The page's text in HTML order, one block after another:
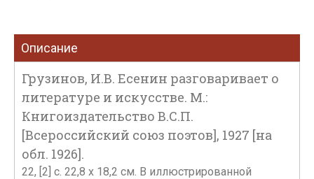
Описание
Грузинов, И.В. Есенин разговаривает о
литературе и искусстве. М.:
Книгоиздательство В.С.П.
[Всероссийский союз поэтов], 1927 [на
обл. 1926].
22, [2] с. 22,8 х 18,2 см. В иллюстрированной